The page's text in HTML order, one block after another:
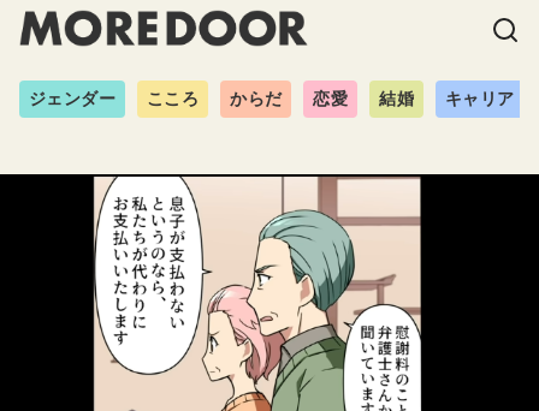
ジェンダー こころ からだ 恋愛 結婚 キャリア